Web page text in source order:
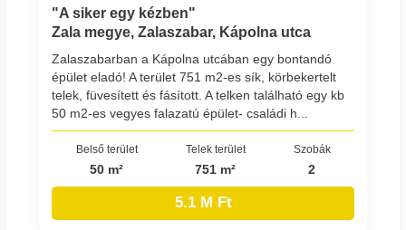
"A siker egy kézben"
Zala megye, Zalaszabar, Kápolna utca
Zalaszabarban a Kápolna utcában egy bontandó
épület eladó! A terület 751 m2-es sík, körbekertelt
telek, füvesített és fásított. A telken található egy kb
50 m2-es vegyes falazatú épület- családi h...
Belső terület
50 m²
Telek terület
751 m²
Szobák
2
5.1 M Ft